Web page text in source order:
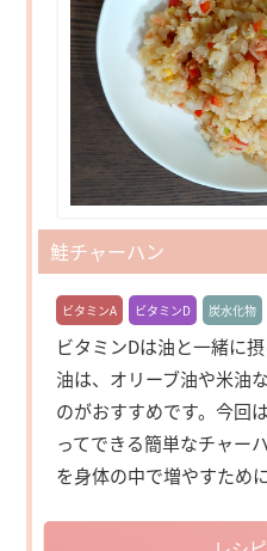
鮭チャーハン
ビタミンA ビタミンD 炭水化物
ビタミンDは油と一緒に
油は、オリーブ油や米油
のがおすすめです。今回
ってできる簡単なチャー
を身体の中で増やすため